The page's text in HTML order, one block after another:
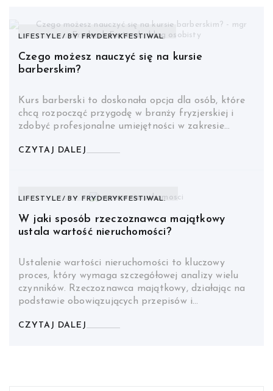
LIFESTYLE BY FRYDERYKFESTIWAL
Czego możesz nauczyć się na kursie
barberskim?
Kurs barberski to doskonała opcja dla osób, które
chcą rozpocząć przygodę w branży fryzjerskiej i
zdobyć profesjonalne umiejętności w zakresie…
CZYTAJ DALEJ
LIFESTYLE BY FRYDERYKFESTIWAL.
W jaki sposób rzeczoznawca majątkowy
ustala wartość nieruchomości?
Ustalenie wartości nieruchomości to kluczowy
proces, który wymaga szczegółowej analizy wielu
czynników. Rzeczoznawca majątkowy, działając na
podstawie obowiązujących przepisów i…
CZYTAJ DALEJ